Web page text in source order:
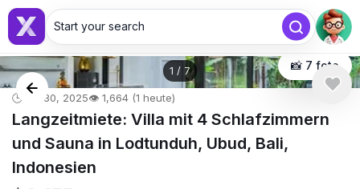
Start your search
1 / 7 📸 7 foto
🕒 Jul 30, 2025👁️ 1,664 (1 heute)
Langzeitmiete: Villa mit 4 Schlafzimmern
und Sauna in Lodtunduh, Ubud, Bali,
Indonesien